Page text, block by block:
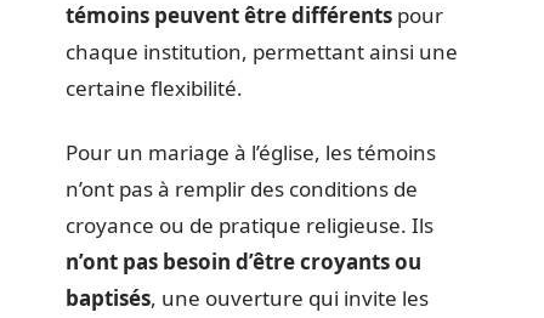
témoins peuvent être différents pour
chaque institution, permettant ainsi une
certaine flexibilité.
Pour un mariage à l’église, les témoins
n’ont pas à remplir des conditions de
croyance ou de pratique religieuse. Ils
n’ont pas besoin d’être croyants ou
baptisés, une ouverture qui invite les